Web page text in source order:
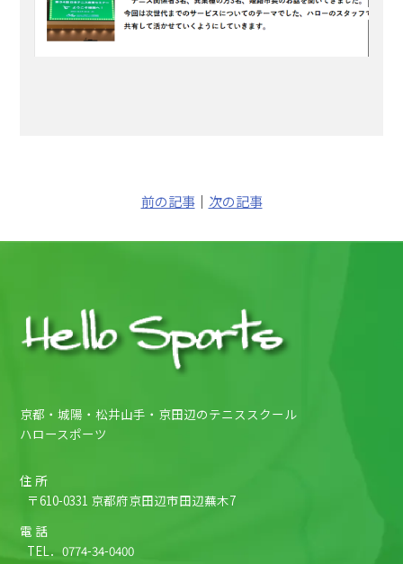
前の記事｜ 次の記事
京都・城陽・松井山手・京田辺のテニススクール
ハロースポーツ
住 所
〒610-0331 京都府京田辺市田辺蕪木7
電 話
TEL．0774-34-0400